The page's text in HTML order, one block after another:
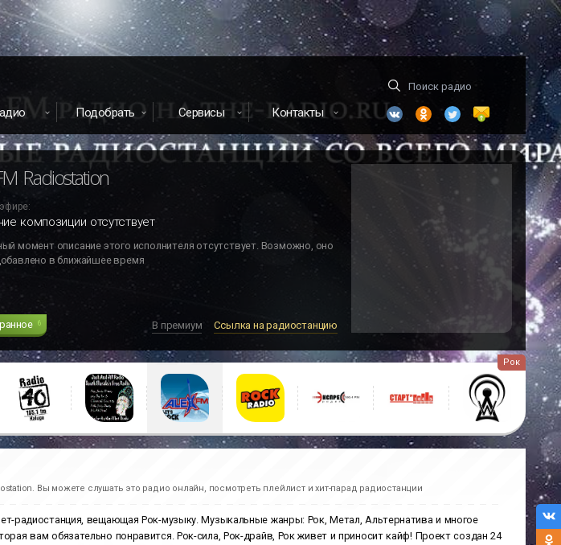
Подобрать Сервисы Контакты
Radiostation
композиции отсутствует
момент описание этого исполнителя отсутствует. Возможно, оно
в ближайшее время
6 В премиум Ссылка на радиостанцию
Рок
Вы можете слушать это радио онлайн, посмотреть плейлист и хит-парад радиостанции
радиостанция, вещающая Рок-музыку. Музыкальные жанры: Рок, Метал, Альтернатива и многое
вам обязательно понравится. Рок-сила, Рок-драйв, Рок живет и приносит кайф! Проект создан 24